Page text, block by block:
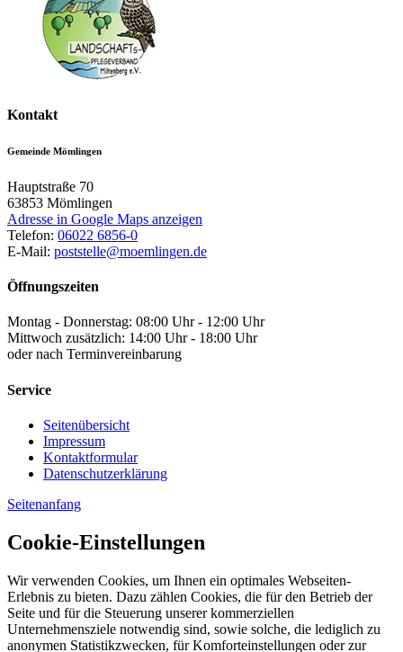
Kontakt
Gemeinde Mömlingen
Hauptstraße 70
63853 Mömlingen
Adresse in Google Maps anzeigen
Telefon: 06022 6856-0
E-Mail: poststelle@moemlingen.de
Öffnungszeiten
Montag - Donnerstag: 08:00 Uhr - 12:00 Uhr
Mittwoch zusätzlich: 14:00 Uhr - 18:00 Uhr
oder nach Terminvereinbarung
Service
Seitenübersicht
Impressum
Kontaktformular
Datenschutzerklärung
Seitenanfang
Cookie-Einstellungen
Wir verwenden Cookies, um Ihnen ein optimales Webseiten-
Erlebnis zu bieten. Dazu zählen Cookies, die für den Betrieb der
Seite und für die Steuerung unserer kommerziellen
Unternehmensziele notwendig sind, sowie solche, die lediglich zu
anonymen Statistikzwecken, für Komforteinstellungen oder zur